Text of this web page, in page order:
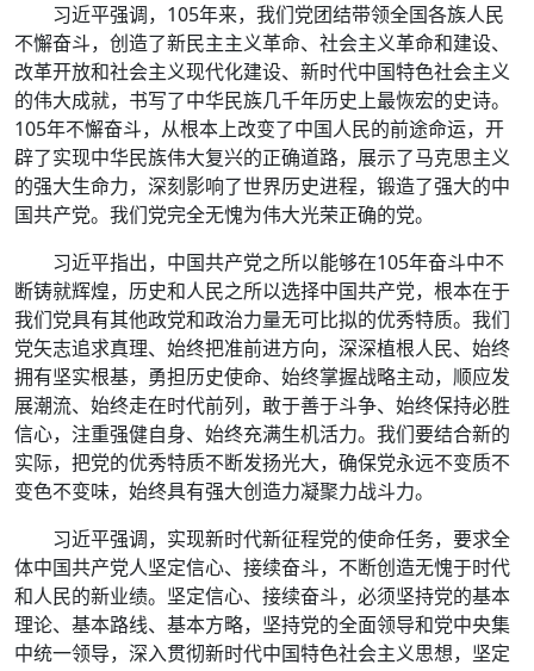
习近平强调，105年来，我们党团结带领全国各族人民
不懈奋斗，创造了新民主主义革命、社会主义革命和建设、
改革开放和社会主义现代化建设、新时代中国特色社会主义
的伟大成就，书写了中华民族几千年历史上最恢宏的史诗。
105年不懈奋斗，从根本上改变了中国人民的前途命运，开
辟了实现中华民族伟大复兴的正确道路，展示了马克思主义
的强大生命力，深刻影响了世界历史进程，锻造了强大的中
国共产党。我们党完全无愧为伟大光荣正确的党。
习近平指出，中国共产党之所以能够在105年奋斗中不
断铸就辉煌，历史和人民之所以选择中国共产党，根本在于
我们党具有其他政党和政治力量无可比拟的优秀特质。我们
党矢志追求真理、始终把准前进方向，深深植根人民、始终
拥有坚实根基，勇担历史使命、始终掌握战略主动，顺应发
展潮流、始终走在时代前列，敢于善于斗争、始终保持必胜
信心，注重强健自身、始终充满生机活力。我们要结合新的
实际，把党的优秀特质不断发扬光大，确保党永远不变质不
变色不变味，始终具有强大创造力凝聚力战斗力。
习近平强调，实现新时代新征程党的使命任务，要求全
体中国共产党人坚定信心、接续奋斗，不断创造无愧于时代
和人民的新业绩。坚定信心、接续奋斗，必须坚持党的基本
理论、基本路线、基本方略，坚持党的全面领导和党中央集
中统一领导，深入贯彻新时代中国特色社会主义思想，坚定